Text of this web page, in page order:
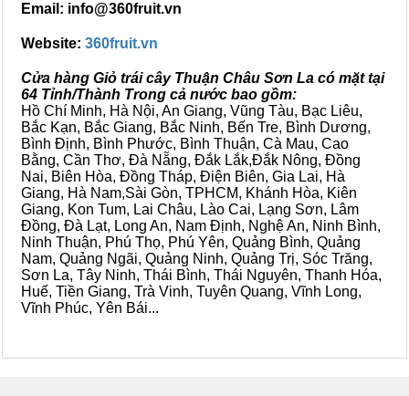
Email: info@360fruit.vn
Website: 360fruit.vn
Cửa hàng Giỏ trái cây Thuận Châu Sơn La có mặt tại
64 Tỉnh/Thành Trong cả nước bao gồm:
Hồ Chí Minh, Hà Nội, An Giang, Vũng Tàu, Bạc Liêu,
Bắc Kạn, Bắc Giang, Bắc Ninh, Bến Tre, Bình Dương,
Bình Định, Bình Phước, Bình Thuận, Cà Mau, Cao
Bằng, Cần Thơ, Đà Nẵng, Đắk Lắk,Đắk Nông, Đồng
Nai, Biên Hòa, Đồng Tháp, Điện Biên, Gia Lai, Hà
Giang, Hà Nam,Sài Gòn, TPHCM, Khánh Hòa, Kiên
Giang, Kon Tum, Lai Châu, Lào Cai, Lạng Sơn, Lâm
Đồng, Đà Lạt, Long An, Nam Định, Nghệ An, Ninh Bình,
Ninh Thuận, Phú Thọ, Phú Yên, Quảng Bình, Quảng
Nam, Quảng Ngãi, Quảng Ninh, Quảng Trị, Sóc Trăng,
Sơn La, Tây Ninh, Thái Bình, Thái Nguyên, Thanh Hóa,
Huế, Tiền Giang, Trà Vinh, Tuyên Quang, Vĩnh Long,
Vĩnh Phúc, Yên Bái...